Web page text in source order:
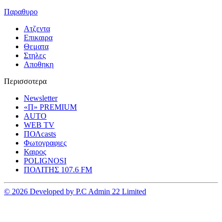
Παραθυρο
Ατζεντα
Επικαιρα
Θεματα
Στηλες
Αποθηκη
Περισσοτερα
Newsletter
«Π» PREMIUM
AUTO
WEB TV
ΠΟΛcasts
Φωτογραφιες
Καιρος
POLIGNOSI
ΠΟΛΙΤΗΣ 107.6 FM
© 2026 Developed by P.C Admin 22 Limited